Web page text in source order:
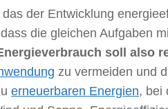
der Entwicklung
die gleichen Aufgaben
soll also
zu vermeiden und
erneuerbaren Energien, bei